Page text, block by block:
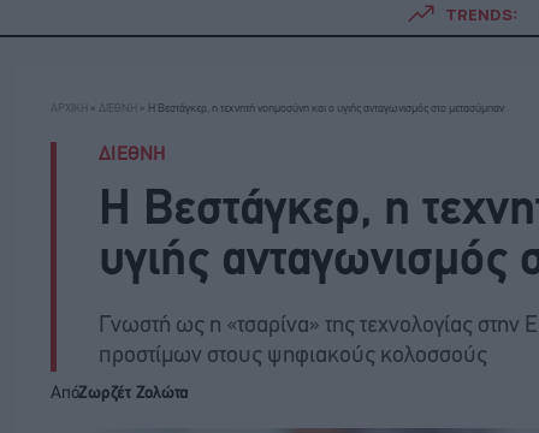
TRENDS:
ΟΙΚΟΝΟΜΙΑ
ΑΡΧΙΚΗ » ΔΙΕΘΝΗ » H Βεστάγκερ, η τεχνητή νοημοσύνη και ο υγιής ανταγωνισμός στο μετασύμπαν
ΔΙΕΘΝΗ
H Βεστάγκερ, η
υγιής ανταγωνισμός
Γνωστή ως η «τσαρίνα» της τεχνολογίας
προστίμων στους ψηφιακούς κολοσσούς
ΑπόΖωρζέτ Ζολώτα